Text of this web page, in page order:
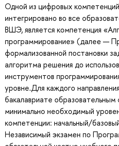
Одной из цифровых
интегрировано во все
ВШЭ, является компетенция
программирование» (далее —
формализованной постановки
алгоритма решения до
инструментов
уровне.Для каждого
бакалавриате
минимально необходимый
компетенции: начальный/
Независимый экзамен по